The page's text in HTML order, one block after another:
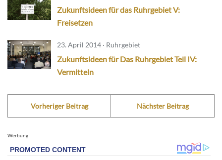
Zukunftsideen für das Ruhrgebiet V:
Freisetzen
23. April 2014 · Ruhrgebiet
Zukunftsideen für Das Ruhrgebiet Teil IV:
Vermitteln
Vorheriger Beitrag Nächster Beitrag
Werbung